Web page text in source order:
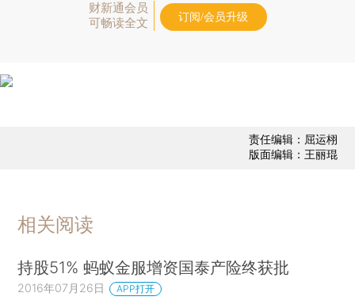
财新通会员
可畅读全文
订阅/会员升级
责任编辑：屈运栩
版面编辑：王丽琨
相关阅读
持股51% 蚂蚁金服增资国泰产险终获批
2016年07月26日 APP打开